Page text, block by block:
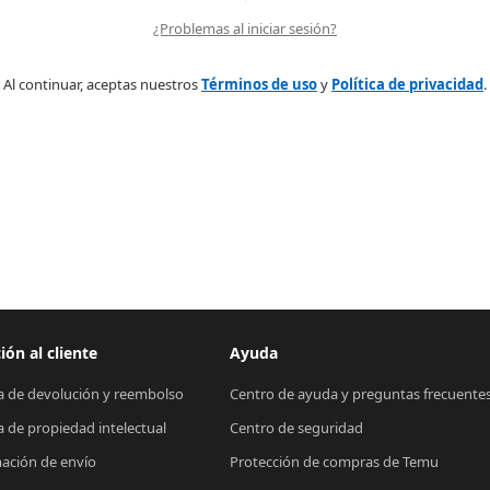
¿Problemas al iniciar sesión?
Al continuar, aceptas nuestrosTérminos de usoy Política de privacidad.
al cliente
de devolución y reembolso
de propiedad intelectual
de envío
Ayuda
Centro de ayuda y preguntas
Centro de seguridad
Protección de compras de Temu